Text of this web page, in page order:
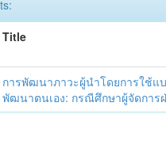
Title
การพัฒนาภาวะผู้นำโดยการใช้แ
พัฒนาตนเอง: กรณีศึกษาผู้จัดกา